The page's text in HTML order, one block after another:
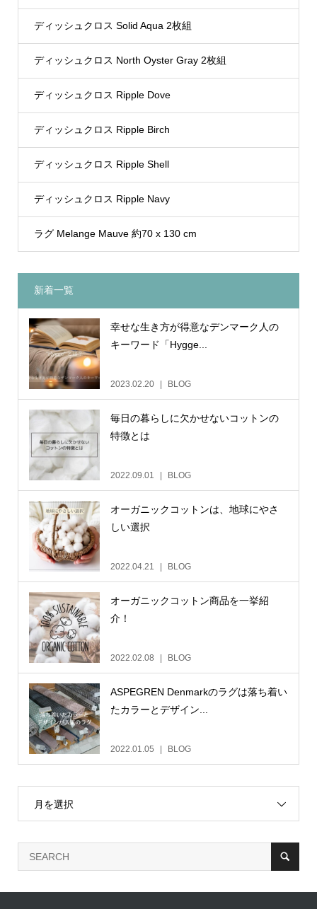
ディッシュクロス Solid Aqua 2枚組
ディッシュクロス North Oyster Gray 2枚組
ディッシュクロス Ripple Dove
ディッシュクロス Ripple Birch
ディッシュクロス Ripple Shell
ディッシュクロス Ripple Navy
ラグ Melange Mauve 約70 x 130 cm
新着一覧
幸せな生き方が得意なデンマーク人の
キーワード「Hygge...
2023.02.20 BLOG
毎日の暮らしに欠かせないコットンの
特徴とは
2022.09.01 BLOG
オーガニックコットンは、地球にやさ
しい選択
2022.04.21 BLOG
オーガニックコットン商品を一挙紹
介！
2022.02.08 BLOG
ASPEGREN Denmarkのラグは落ち着い
たカラーとデザイン...
2022.01.05 BLOG
月を選択